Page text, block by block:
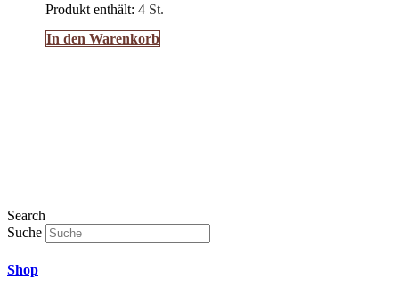
Produkt enthält: 4 St.
In den Warenkorb
Search
Suche
Shop